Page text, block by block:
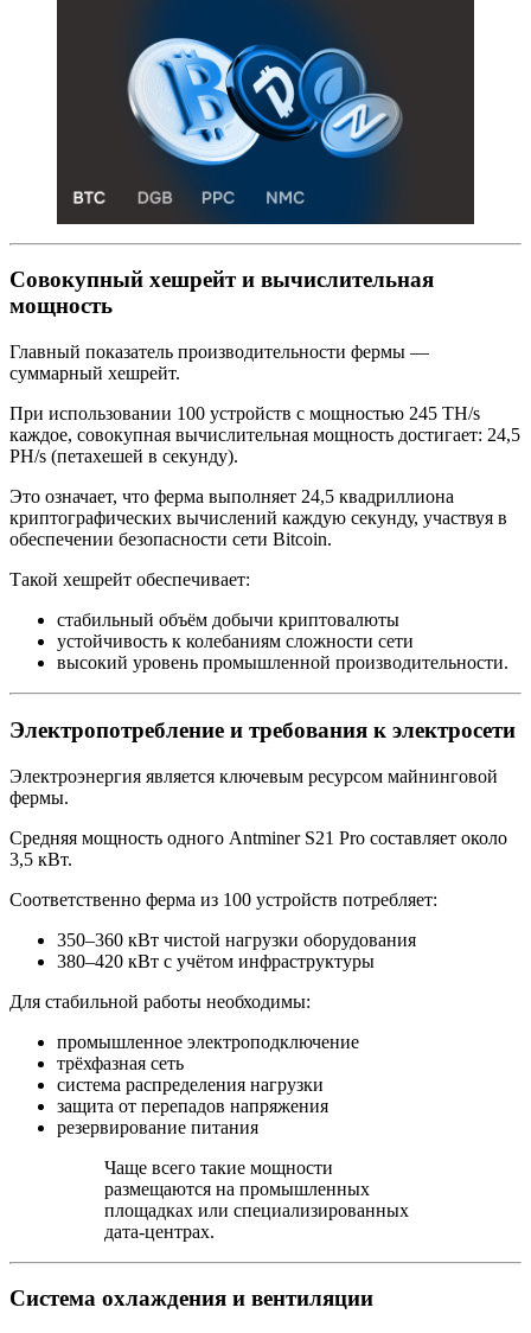
Совокупный хешрейт и вычислительная
мощность
Главный показатель производительности фермы —
суммарный хешрейт.
При использовании 100 устройств с мощностью 245 TH/s
каждое, совокупная вычислительная мощность достигает: 24,5
PH/s (петахешей в секунду).
Это означает, что ферма выполняет 24,5 квадриллиона
криптографических вычислений каждую секунду, участвуя в
обеспечении безопасности сети Bitcoin.
Такой хешрейт обеспечивает:
стабильный объём добычи криптовалюты
устойчивость к колебаниям сложности сети
высокий уровень промышленной производительности.
Электропотребление и требования к электросети
Электроэнергия является ключевым ресурсом майнинговой
фермы.
Средняя мощность одного Antminer S21 Pro составляет около
3,5 кВт.
Соответственно ферма из 100 устройств потребляет:
350–360 кВт чистой нагрузки оборудования
380–420 кВт с учётом инфраструктуры
Для стабильной работы необходимы:
промышленное электроподключение
трёхфазная сеть
система распределения нагрузки
защита от перепадов напряжения
резервирование питания
Чаще всего такие мощности
размещаются на промышленных
площадках или специализированных
дата‑центрах.
Система охлаждения и вентиляции